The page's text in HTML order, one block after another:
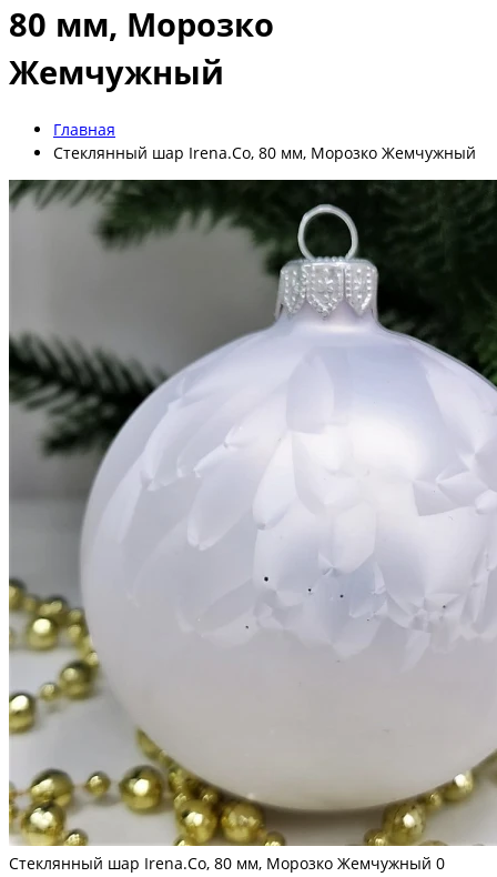
80 мм, Морозко
Жемчужный
Главная
Стеклянный шар Irena.Co, 80 мм, Морозко Жемчужный
Стеклянный шар Irena.Co, 80 мм, Морозко Жемчужный 0